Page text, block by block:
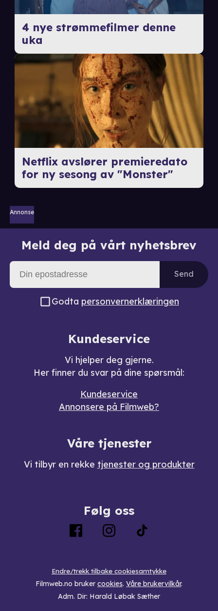
4 nye strømmefilmer denne
uka
Netflix avslører premieredato
for ny sesong av "Monster"
Annonse
Meld deg på vårt nyhetsbrev
Send
Godta personvernerklæringen
Kundeservice
Vi hjelper deg gjerne.
Her finner du svar på dine spørsmål:
Kundeservice
Annonsere på Filmweb?
Våre tjenester
Vi tilbyr en rekke tjenester og produkter
Følg oss
Endre/trekk tilbake cookiesamtykke
Filmweb.no bruker cookies. Våre brukervilkår.
Adm. Dir: Harald Løbak Sæther